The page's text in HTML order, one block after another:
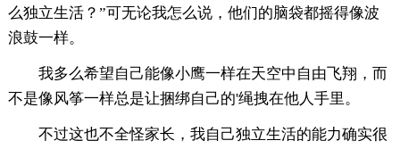
么独立生活？”可无论我怎么说，他们的脑袋都摇得像波
浪鼓一样。
我多么希望自己能像小鹰一样在天空中自由飞翔，而
不是像风筝一样总是让捆绑自己的'绳拽在他人手里。
不过这也不全怪家长，我自己独立生活的能力确实很